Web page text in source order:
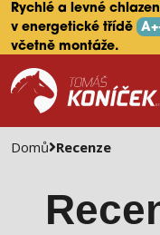
Domů Recenze
Rychlé a levné
v energetické třídě
včetně montáže.